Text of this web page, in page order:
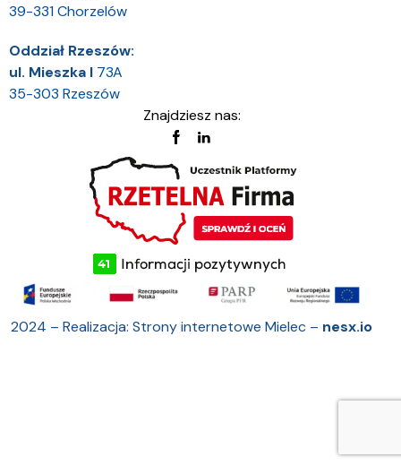
39-331 Chorzelów
Oddział Rzeszów:
ul. Mieszka I 73A
35-303 Rzeszów
Znajdziesz nas:
2024 – Realizacja: Strony internetowe Mielec – nesx.io